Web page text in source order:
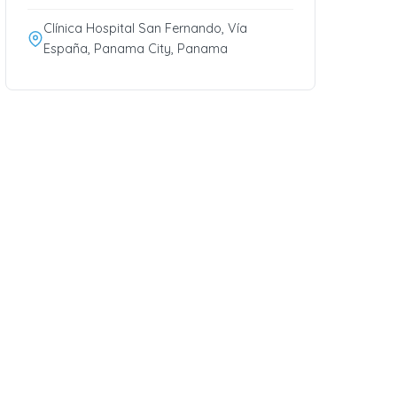
Clínica Hospital San Fernando, Vía
España, Panama City, Panama